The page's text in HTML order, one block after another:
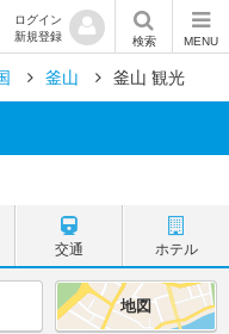
ログイン
新規登録
検索 MENU
釜山 釜山 観光
交通 ホテル
地図